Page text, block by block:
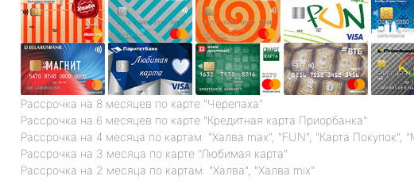
Рассрочка на 8 месяцев по карте "Черепаха"
Рассрочка на 6 месяцев по карте "Кредитная карта Приорбанка"
Рассрочка на 4 месяца по картам: "Халва max", "FUN", "Карта Покупок",
Рассрочка на 3 месяца по карте "Любимая карта"
Рассрочка на 2 месяца по картам: "Халва", "Халва mix"